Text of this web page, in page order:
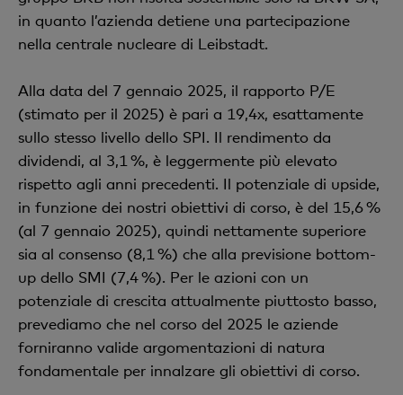
in quanto l’azienda detiene una partecipazione
nella centrale nucleare di Leibstadt.
Alla data del 7 gennaio 2025, il rapporto P/E
(stimato per il 2025) è pari a 19,4x, esattamente
sullo stesso livello dello SPI. Il rendimento da
dividendi, al 3,1 %, è leggermente più elevato
rispetto agli anni precedenti. Il potenziale di upside,
in funzione dei nostri obiettivi di corso, è del 15,6 %
(al 7 gennaio 2025), quindi nettamente superiore
sia al consenso (8,1 %) che alla previsione bottom-
up dello SMI (7,4 %). Per le azioni con un
potenziale di crescita attualmente piuttosto basso,
prevediamo che nel corso del 2025 le aziende
forniranno valide argomentazioni di natura
fondamentale per innalzare gli obiettivi di corso.